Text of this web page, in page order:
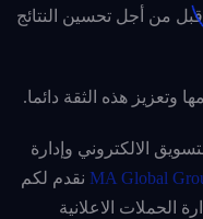
من أجل تحسين النتائج
وتعزيز هذه الثقة دائما.
الالكتروني وإدارة
MA Global نقدم لكم
الحملات الاعلانية